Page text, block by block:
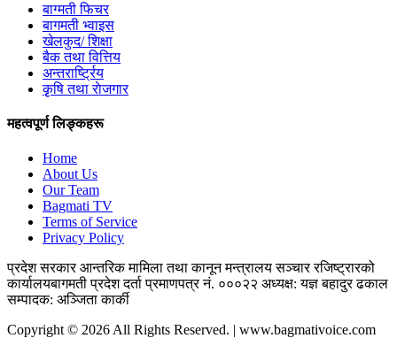
बाग्मती फिचर
बागमती भ्वाइस
खेलकुद/ शिक्षा
बैक तथा वित्तिय
अन्तरार्ष्ट्रिय
कृृषि तथा राेजगार
महत्वपूर्ण लिङ्कहरू
Home
About Us
Our Team
Bagmati TV
Terms of Service
Privacy Policy
प्रदेश सरकारआन्तरिक मामिला तथा कानून मन्त्रालयसञ्चार रजिष्ट्रारको
कार्यालयबागमती प्रदेशदर्ता प्रमाणपत्र नं. ०००२२ अध्यक्ष: यज्ञ बहादुर ढकाल
सम्पादक: अञ्जिता कार्की
Copyright © 2026 All Rights Reserved. | www.bagmativoice.com